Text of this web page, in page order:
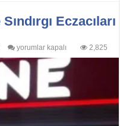
Eczacıları
Cumhuriyet
Sındırgı
için
yorumlar kapalı 2,825